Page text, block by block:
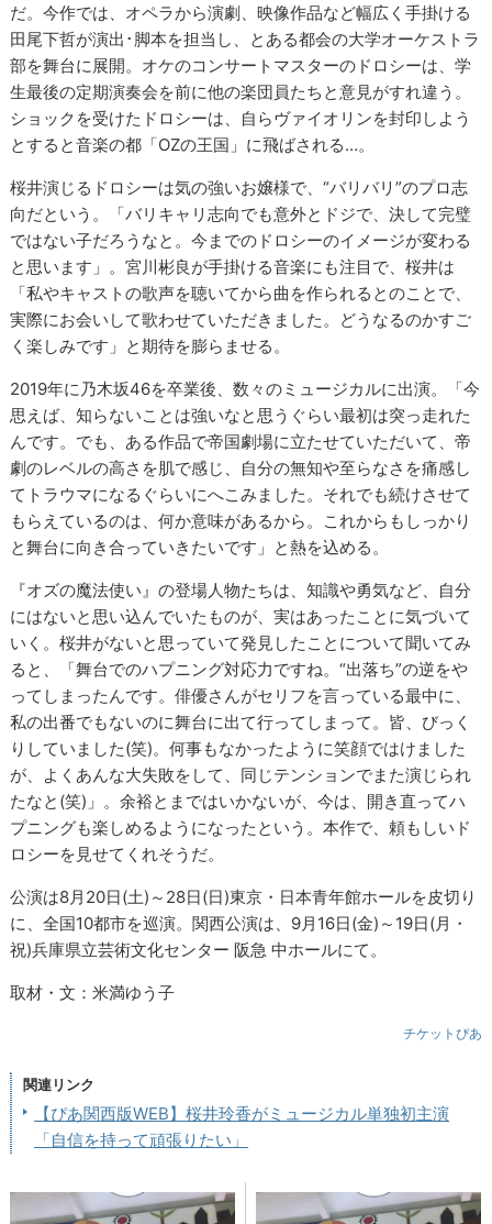
だ。今作では、オペラから演劇、映像作品など幅広く手掛ける
田尾下哲が演出･脚本を担当し、とある都会の大学オーケストラ
部を舞台に展開。オケのコンサートマスターのドロシーは、学
生最後の定期演奏会を前に他の楽団員たちと意見がすれ違う。
ショックを受けたドロシーは、自らヴァイオリンを封印しよう
とすると音楽の都「OZの王国」に飛ばされる…。
桜井演じるドロシーは気の強いお嬢様で、“バリバリ”のプロ志
向だという。「バリキャリ志向でも意外とドジで、決して完璧
ではない子だろうなと。今までのドロシーのイメージが変わる
と思います」。宮川彬良が手掛ける音楽にも注目で、桜井は
「私やキャストの歌声を聴いてから曲を作られるとのことで、
実際にお会いして歌わせていただきました。どうなるのかすご
く楽しみです」と期待を膨らませる。
2019年に乃木坂46を卒業後、数々のミュージカルに出演。「今
思えば、知らないことは強いなと思うぐらい最初は突っ走れた
んです。でも、ある作品で帝国劇場に立たせていただいて、帝
劇のレベルの高さを肌で感じ、自分の無知や至らなさを痛感し
てトラウマになるぐらいにへこみました。それでも続けさせて
もらえているのは、何か意味があるから。これからもしっかり
と舞台に向き合っていきたいです」と熱を込める。
『オズの魔法使い』の登場人物たちは、知識や勇気など、自分
にはないと思い込んでいたものが、実はあったことに気づいて
いく。桜井がないと思っていて発見したことについて聞いてみ
ると、「舞台でのハプニング対応力ですね。“出落ち”の逆をや
ってしまったんです。俳優さんがセリフを言っている最中に、
私の出番でもないのに舞台に出て行ってしまって。皆、びっく
りしていました(笑)。何事もなかったように笑顔ではけました
が、よくあんな大失敗をして、同じテンションでまた演じられ
たなと(笑)」。余裕とまではいかないが、今は、開き直ってハ
プニングも楽しめるようになったという。本作で、頼もしいド
ロシーを見せてくれそうだ。
公演は8月20日(土)～28日(日)東京・日本青年館ホールを皮切り
に、全国10都市を巡演。関西公演は、9月16日(金)～19日(月・
祝)兵庫県立芸術文化センター 阪急 中ホールにて。
取材・文：米満ゆう子
チケットぴあ
関連リンク
【ぴあ関西版WEB】桜井玲香がミュージカル単独初主演
「自信を持って頑張りたい」